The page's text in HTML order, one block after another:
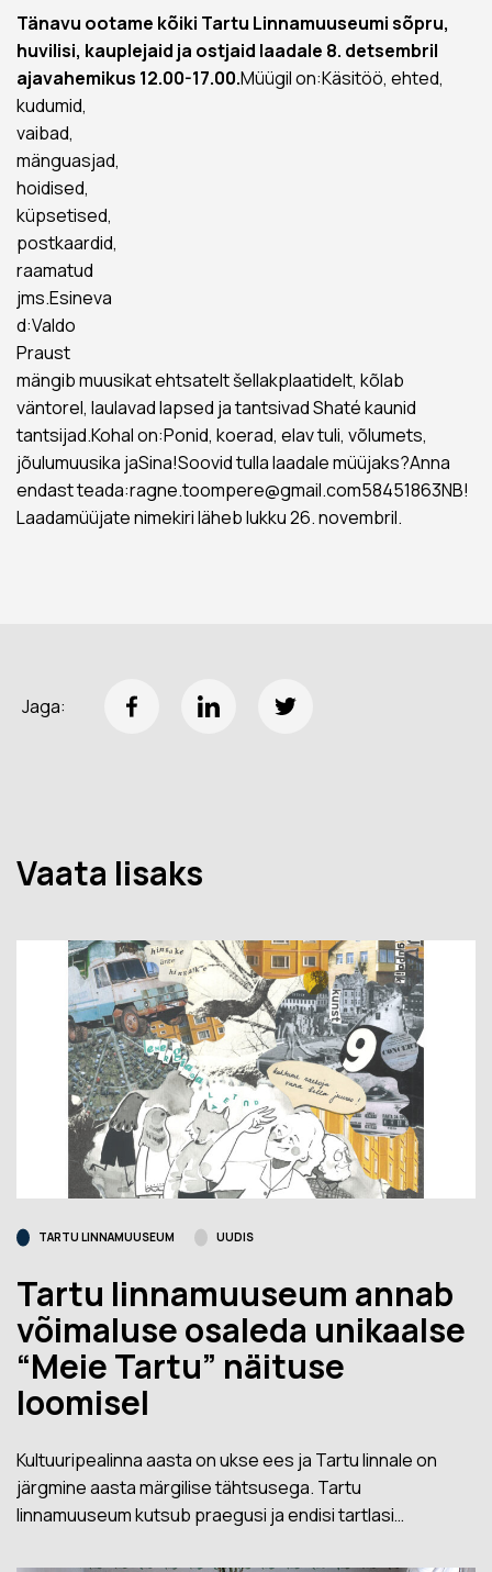
Tänavu ootame kõiki Tartu Linnamuuseumi sõpru,
huvilisi, kauplejaid ja ostjaid laadale 8. detsembril
ajavahemikus 12.00-17.00.Müügil on:Käsitöö, ehted,
kudumid,
vaibad,
mänguasjad,
hoidised,
küpsetised,
postkaardid,
raamatud
jms.Esineva
d:Valdo
Praust
mängib muusikat ehtsatelt šellakplaatidelt, kõlab
väntorel, laulavad lapsed ja tantsivad Shaté kaunid
tantsijad.Kohal on:Ponid, koerad, elav tuli, võlumets,
jõulumuusika jaSina!Soovid tulla laadale müüjaks?Anna
endast teada:ragne.toompere@gmail.com58451863NB!
Laadamüüjate nimekiri läheb lukku 26. novembril.
Jaga:
Vaata lisaks
TARTU LINNAMUUSEUM UUDIS
Tartu linnamuuseum annab
võimaluse osaleda unikaalse
“Meie Tartu” näituse
loomisel
Kultuuripealinna aasta on ukse ees ja Tartu linnale on
järgmine aasta märgilise tähtsusega. Tartu
linnamuuseum kutsub praegusi ja endisi tartlasi…